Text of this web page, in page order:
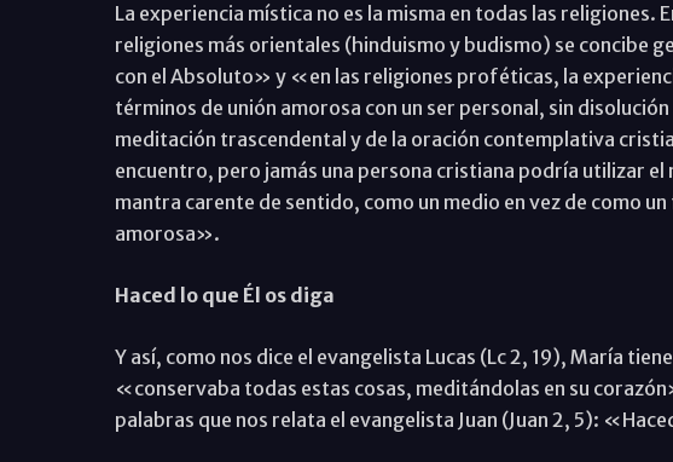
La experiencia mística no es la misma en todas las religiones.
religiones más orientales (hinduismo y budismo) se concibe
con el Absoluto» y «en las religiones proféticas, la
términos de unión amorosa con un ser personal, sin
meditación trascendental y de la oración contemplativa
encuentro, pero jamás una persona cristiana podría utilizar el
mantra carente de sentido, como un medio en vez de como
amorosa».
Haced lo que Él os diga
Y así, como nos dice el evangelista Lucas (Lc 2, 19), María
«conservaba todas estas cosas, meditándolas en su
palabras que nos relata el evangelista Juan (Juan 2, 5):